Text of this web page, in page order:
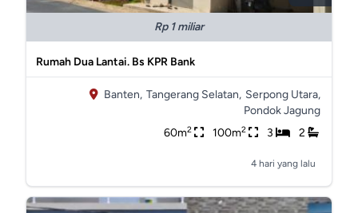
Rp 1 miliar
Rumah Dua Lantai. Bs KPR Bank
Banten, Tangerang Selatan, Serpong Utara,
Pondok Jagung
60m2 100m2 3 2
4 hari yang lalu